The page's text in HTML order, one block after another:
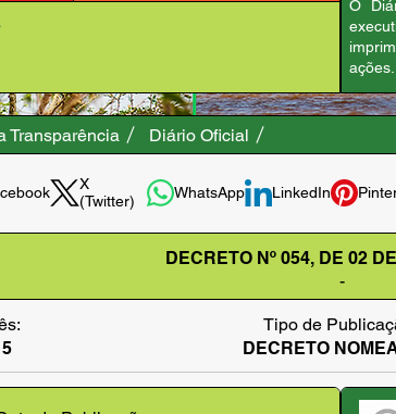
O
ações.
Transparência Diário Oficial
X
(Twitter)
WhatsApp LinkedIn
DECRETO Nº 054, DE 02
-
Tipo de
DECRETO